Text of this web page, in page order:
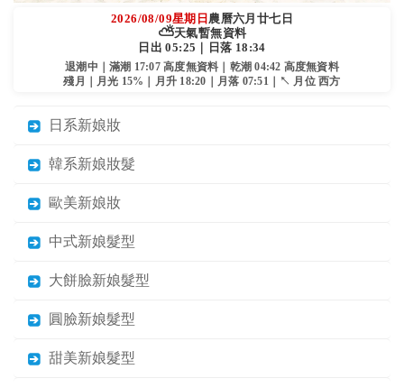
2026/08/09星期日農曆六月廿七日
⛅天氣暫無資料
日出 05:25｜日落 18:34
退潮中｜滿潮 17:07 高度無資料｜乾潮 04:42 高度無資料
殘月｜月光 15%｜月升 18:20｜月落 07:51｜↖ 月位 西方
日系新娘妝
韓系新娘妝髮
歐美新娘妝
中式新娘髮型
大餅臉新娘髮型
圓臉新娘髮型
甜美新娘髮型